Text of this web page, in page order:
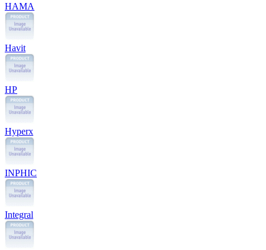
HAMA
Havit
HP
Hyperx
INPHIC
Integral